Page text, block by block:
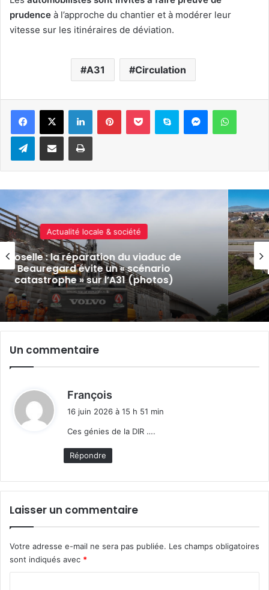
prudence à l’approche du chantier et à modérer leur
vitesse sur les itinéraires de déviation.
A31 Circulation
LinkedinPinterestPocket Skype Messenger
TelegramPartager par e-mail Imprimer
Actualité locale & société
Plusieurs fermetures nocturnes de l’A31
prévues entre Metz et Luxembourg cet
été
Un commentaire
François
16 juin 2026 à 15 h 51 min
Ces génies de la DIR ….
Répondre
Laisser un commentaire
Votre adresse e-mail ne sera pas publiée. Les champs obligatoires
sont indiqués avec *